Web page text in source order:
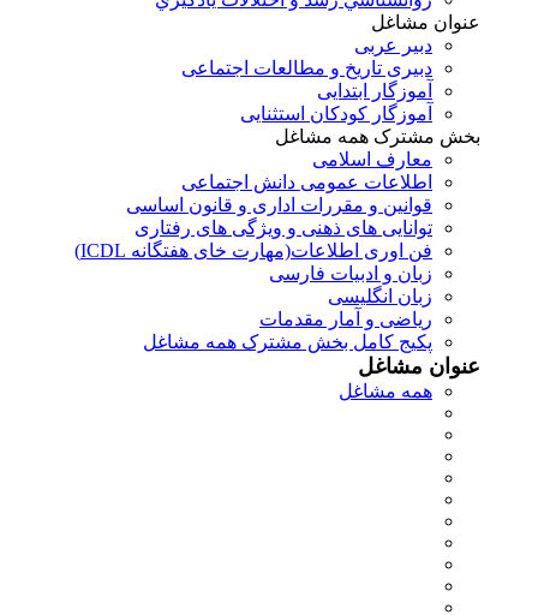
عنوان مشاغل
دبير عربی
دبیری تاریخ و مطالعات اجتماعی
آموزگار ابتدایی
آموزگار کودکان استثنایی
بخش مشترک همه مشاغل
معارف اسلامی
اطلاعات عمومی دانش اجتماعی
قوانین و مقررات اداری و قانون اساسی
توانایی های ذهنی و ویژگی های رفتاری
فن اوری اطلاعات(مهارت خای هفتگانه ICDL)
زبان و ادبیات فارسی
زبان انگلیسی
ریاضی و آمار مقدمات
پکیج کامل بخش مشترک همه مشاغل
عنوان مشاغل
همه مشاغل